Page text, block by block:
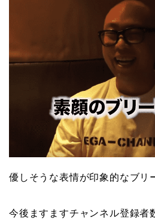
優しそうな表情が印象的なブリ
今後ますますチャンネル登録者